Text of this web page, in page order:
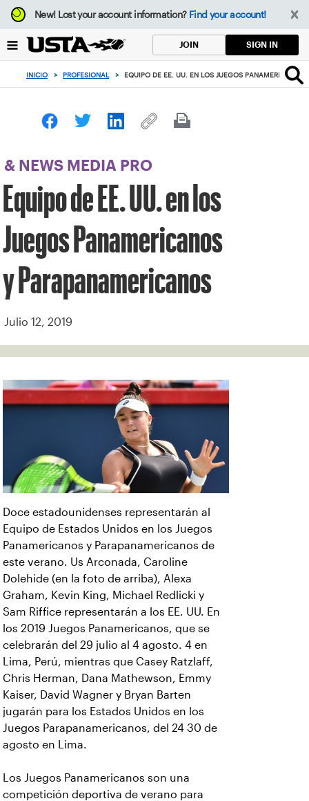
Enfoque
desde
botón
volver
principio
New!Lost your account information? Find your account!
JOIN SIGN IN
INICIO > PROFESIONAL > EQUIPO DE EE. UU. EN LOS JUEGOS
& NEWS MEDIA PRO
Equipo de EE. UU. en los
Juegos Panamericanos
y Parapanamericanos
Julio 12, 2019
Doce estadounidenses representarán al
Equipo de Estados Unidos en los Juegos
Panamericanos y Parapanamericanos de
este verano. Us Arconada, Caroline
Dolehide (en la foto de arriba), Alexa
Graham, Kevin King, Michael Redlicki y
Sam Riffice representarán a los EE. UU. En
los 2019 Juegos Panamericanos, que se
celebrarán del 29 julio al 4 agosto. 4 en
Lima, Perú, mientras que Casey Ratzlaff,
Chris Herman, Dana Mathewson, Emmy
Kaiser, David Wagner y Bryan Barten
jugarán para los Estados Unidos en los
Juegos Parapanamericanos, del 24 30 de
agosto en Lima.
Los Juegos Panamericanos son una
competición deportiva de verano para